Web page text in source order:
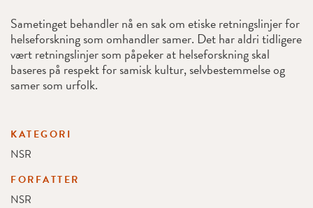
Sametinget behandler nå en sak om etiske retningslinjer for
helseforskning som omhandler samer. Det har aldri tidligere
vært retningslinjer som påpeker at helseforskning skal
baseres på respekt for samisk kultur, selvbestemmelse og
samer som urfolk.
KATEGORI
NSR
FORFATTER
NSR